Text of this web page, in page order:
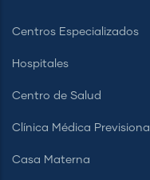
Centros Especializados
Hospitales
Centro de Salud
Clínica Médica Previsional
Casa Materna